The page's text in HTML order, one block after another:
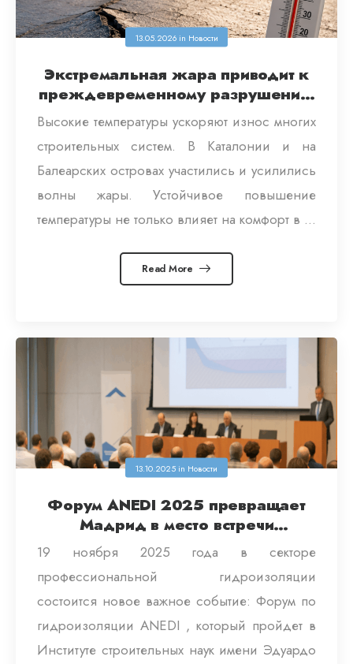
13.05.2026in Новости
Экстремальная жара приводит к
преждевременному разрушению
Высокие температуры ускоряют износ многих
строительных систем. В Каталонии и на
Балеарских островах участились и усилились
волны жары. Устойчивое повышение
температуры не только влияет на комфорт в ...
Read More
13.10.2025 in Новости
Форум ANEDI 2025 превращает
Мадрид в место встречи
представителей отрасли
гидроизоляции
19 ноября 2025 года в секторе
профессиональной гидроизоляции
состоится новое важное событие: Форум по
гидроизоляции ANEDI , который пройдет в
Институте строительных наук имени Эдуардо